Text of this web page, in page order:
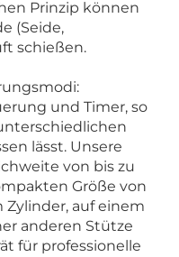
Prinzip können
(Seide,
schießen.
und Timer, so
lässt. Unsere
von bis zu
Größe von
auf einem
anderen Stütze
für professionelle